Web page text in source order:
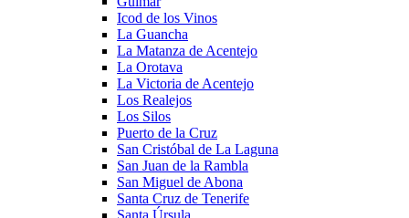
Icod de los Vinos
La Guancha
La Matanza de Acentejo
La Orotava
La Victoria de Acentejo
Los Realejos
Los Silos
Puerto de la Cruz
San Cristóbal de La Laguna
San Juan de la Rambla
San Miguel de Abona
Santa Cruz de Tenerife
Santa Úrsula